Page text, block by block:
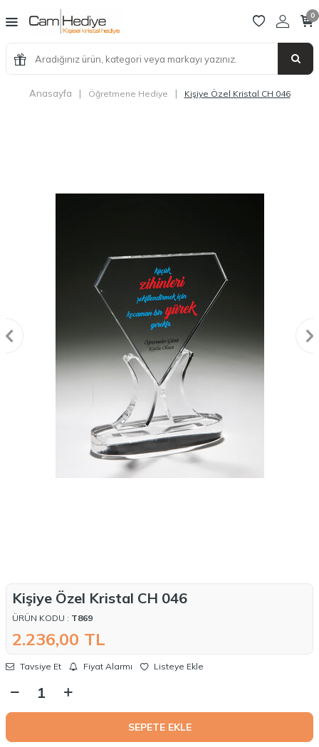
0
Anasayfa | Öğretmene Hediye | Kişiye Özel Kristal CH 046
Kişiye Özel Kristal CH 046
ÜRÜN KODU : T869
2.236,00 TL
Tavsiye Et Fiyat Alarmı Listeye Ekle
SEPETE EKLE